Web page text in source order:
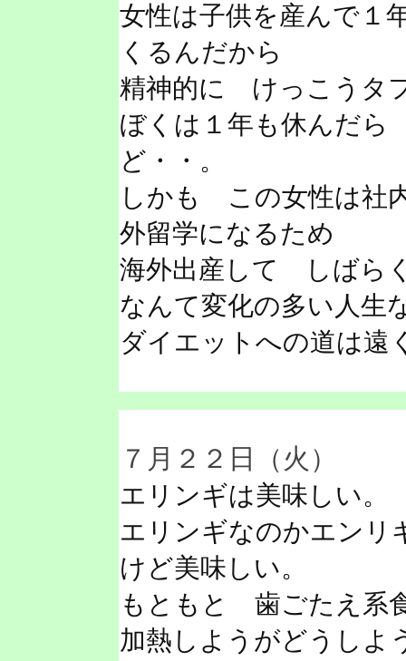
女性は子供を産んで１
くるんだから
精神的に けっこうタ
ぼくは１年も休んだ
ど・・。
しかも この女性は社
外留学になるため
海外出産して しばら
なんて変化の多い人生
ダイエットへの道は遠
７月２２日（火）
エリンギは美味しい。
エリンギなのかエン
けど美味しい。
もともと 歯ごたえ系
加熱しようがどうしよ